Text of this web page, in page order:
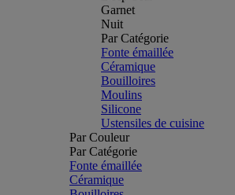
Garnet
Nuit
Par Catégorie
Fonte émaillée
Céramique
Bouilloires
Moulins
Silicone
Ustensiles de cuisine
Par Couleur
Par Catégorie
Fonte émaillée
Céramique